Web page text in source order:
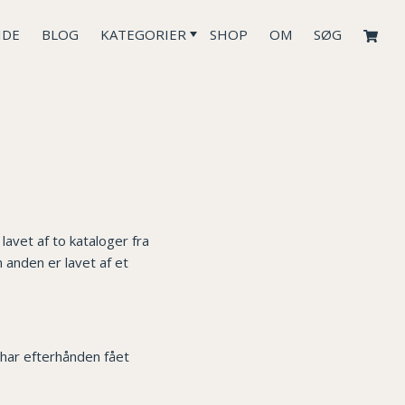
BLOG KATEGORIER SHOP OM SØG
af to kataloger fra
anden er lavet af et
efterhånden fået